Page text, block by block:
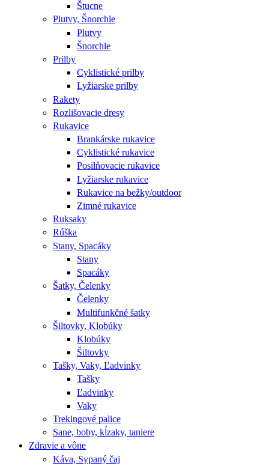
Štucne
Plutvy, Šnorchle
Plutvy
Šnorchle
Prilby
Cyklistické prilby
Lyžiarske prilby
Rakety
Rozlišovacie dresy
Rukavice
Brankárske rukavice
Cyklistické rukavice
Posilňovacie rukavice
Lyžiarske rukavice
Rukavice na bežky/outdoor
Zimné rukavice
Ruksaky
Rúška
Stany, Spacáky
Stany
Spacáky
Šatky, Čelenky
Čelenky
Multifunkčné šatky
Šiltovky, Klobúky
Klobúky
Šiltovky
Tašky, Vaky, Ľadvinky
Tašky
Ľadvinky
Vaky
Trekingové palice
Sane, boby, kĺzaky, taniere
Zdravie a vône
Káva, Sypaný čaj